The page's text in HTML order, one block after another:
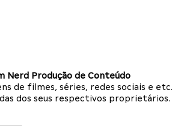
Nerd Produção de Conteúdo
de filmes, séries, redes sociais e etc.
dos seus respectivos proprietários.